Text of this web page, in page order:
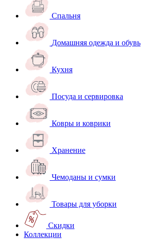
Спальня
Домашняя одежда и обувь
Кухня
Посуда и сервировка
Ковры и коврики
Хранение
Чемоданы и сумки
Товары для уборки
Скидки
Коллекции